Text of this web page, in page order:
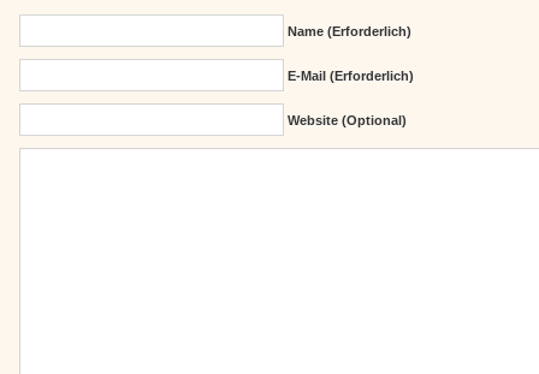
Name (erforderlich)
E-Mail (erforderlich)
Website (Optional)